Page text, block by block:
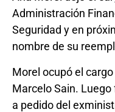
Administración
Seguridad y en
nombre de su
Morel ocupó el
Marcelo Sain.
a pedido del